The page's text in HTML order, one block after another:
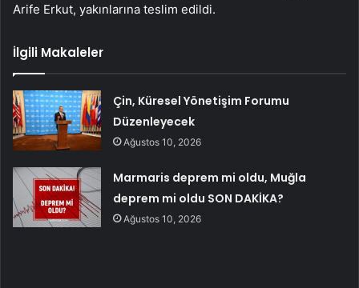
Arife Erkut, yakınlarına teslim edildi.
İlgili Makaleler
Çin, Küresel Yönetişim Forumu
Düzenleyecek
Ağustos 10, 2026
Marmaris deprem mi oldu, Muğla
deprem mi oldu SON DAKİKA?
Ağustos 10, 2026